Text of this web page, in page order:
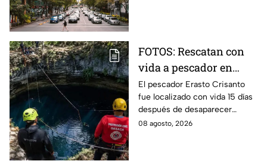
FOTOS: Rescatan con
vida a pescador en
cenote a 100 metros de
profundidad;
sobrevivió 15 días
El pescador Erasto Crisanto
fue localizado con vida 15 días
después de desaparecer
mientras pescaba en un
08 agosto, 2026